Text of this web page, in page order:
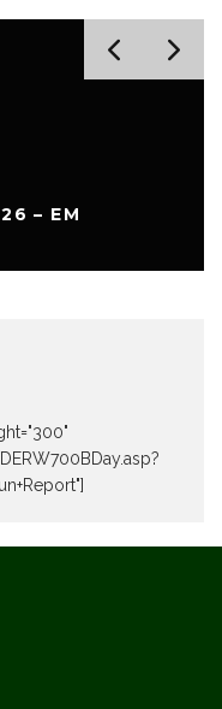
– EM